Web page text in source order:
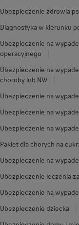
Ubezpieczenie zdrowia
Diagnostyka w kierunku
Ubezpieczenie na
operacyjnego
Ubezpieczenie na
choroby lub NW
Ubezpieczenie na
Ubezpieczenie na
Ubezpieczenie na
Pakiet dla chorych na
Ubezpieczenie na
Ubezpieczenie leczenia
Ubezpieczenie na
Ubezpieczenie dziecka